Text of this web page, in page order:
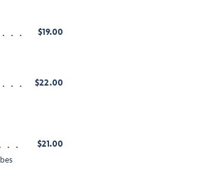
$19.00
$22.00
$21.00